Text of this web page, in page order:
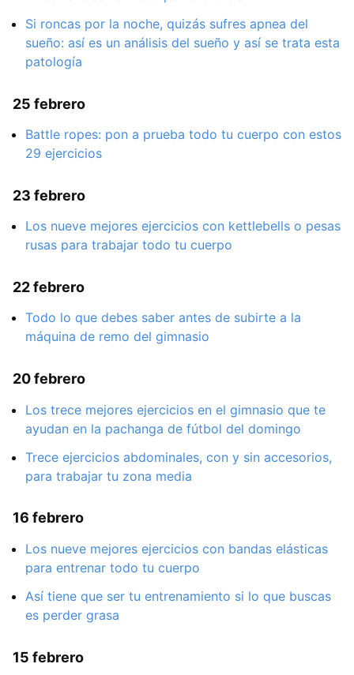
Si roncas por la noche, quizás sufres apnea del
sueño: así es un análisis del sueño y así se trata esta
patología
25 febrero
Battle ropes: pon a prueba todo tu cuerpo con estos
29 ejercicios
23 febrero
Los nueve mejores ejercicios con kettlebells o pesas
rusas para trabajar todo tu cuerpo
22 febrero
Todo lo que debes saber antes de subirte a la
máquina de remo del gimnasio
20 febrero
Los trece mejores ejercicios en el gimnasio que te
ayudan en la pachanga de fútbol del domingo
Trece ejercicios abdominales, con y sin accesorios,
para trabajar tu zona media
16 febrero
Los nueve mejores ejercicios con bandas elásticas
para entrenar todo tu cuerpo
Así tiene que ser tu entrenamiento si lo que buscas
es perder grasa
15 febrero